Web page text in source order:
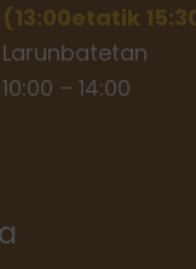
(13:00etatik
Larunbatetan
10:00 – 14:00